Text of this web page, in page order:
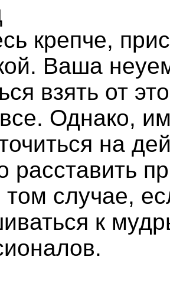
крепче,
Ваша
взять от
Однако,
на
расставить
том случае,
к